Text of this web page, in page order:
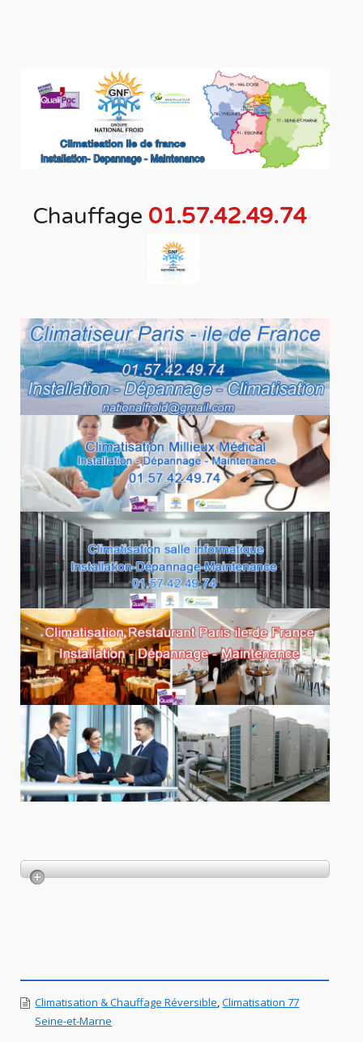
Chauffage 01.57.42.49.74
Climatisation & Chauffage Réversible,Climatisation 77
Seine-et-Marne